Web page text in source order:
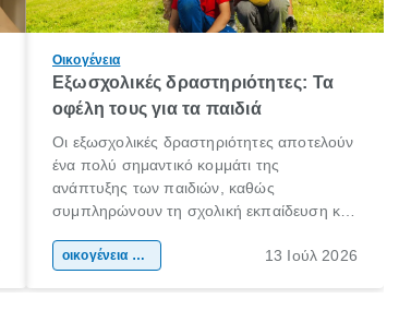
Οικογένεια
Εξωσχολικές δραστηριότητες: Τα
οφέλη τους για τα παιδιά
Οι εξωσχολικές δραστηριότητες αποτελούν
ένα πολύ σημαντικό κομμάτι της
ανάπτυξης των παιδιών, καθώς
συμπληρώνουν τη σχολική εκπαίδευση και
της προσωπικότητας, της κοινωνικότητας
οικογένεια & παιδί 13 Ιούλ 2026